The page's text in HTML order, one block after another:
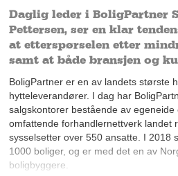
Daglig leder i BoligPartner
Pettersen, ser en klar
at etterspørselen etter
samt at både bransjen og
BoligPartner er en av landets største
hytteleverandører. I dag har
salgskontorer bestående av
omfattende forhandlernettverk landet
sysselsetter over 550 ansatte. I 2018
1000 boliger, og er med det en av
boligbyggere.